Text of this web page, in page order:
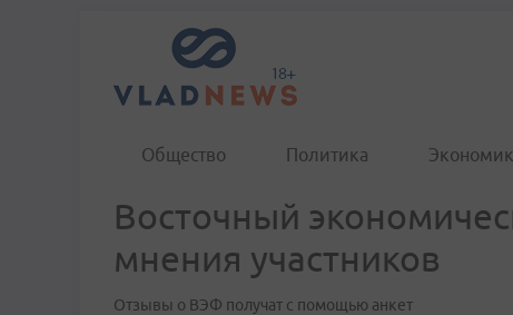
Общество Политика
Восточный
мнения участников
Отзывы о ВЭФ получат с помощью анкет